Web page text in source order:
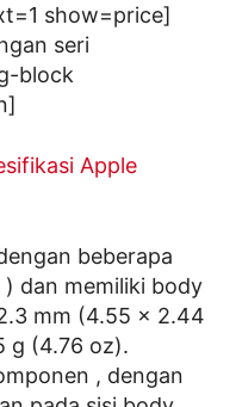
show=price]
seri
block
Apple
beberapa
dan memiliki body
mm (4.55 x 2.44
g (4.76 oz).
, dengan